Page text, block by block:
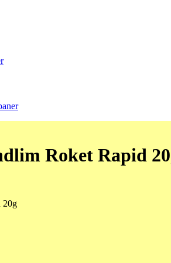
Roket Rapid
20g